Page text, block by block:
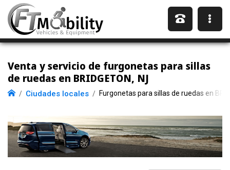
Venta y servicio de furgonetas para sillas
de ruedas en BRIDGETON, NJ
Ciudades locales Furgonetas para sillas de ruedas en